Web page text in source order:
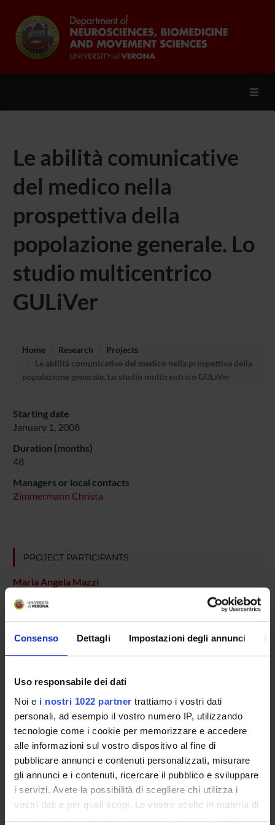
Consenso Dettagli Impostazioni degli annunci
Uso responsabile dei dati
Noi e i nostri 1022 partner trattiamo i vostri dati
personali, ad esempio il vostro numero IP, utilizzando
tecnologie come i cookie per memorizzare e accedere
alle informazioni sul vostro dispositivo al fine di
pubblicare annunci e contenuti personalizzati, misurare
gli annunci e i contenuti, ricercare il pubblico e sviluppare
i servizi. Avete la possibilità di scegliere chi utilizza i
vostri dati e per quali scopi. Le vostre scelte in materia di
privacy sono applicabili solo su questa proprietà digitale
Le abilità comunicative
del medico nella
prospettiva della
popolazione generale. Lo
studio multicentrico
GULiVer
Home Research
Projects
Le abilità comunicative del medico nella prospettiva della
popolazione generale. Lo studio multicentrico GULiVer
Starting date
January 1, 2008
Duration (months)
48
Managers or local contacts
Zimmermann Christa
PROJECT PARTICIPANTS
Maria Angela Mazzi
Michela Rimondini
Christa Zimmermann
Research Assistants
Section of Psychiatry and Clinical Psychology